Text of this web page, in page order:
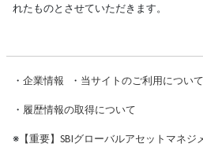
れたものとさせていただきます。
・ 企業情報 ・ 当サイトのご利用について
・ 履歴情報の取得について
※【重要】SBIグローバルアセットマネジ